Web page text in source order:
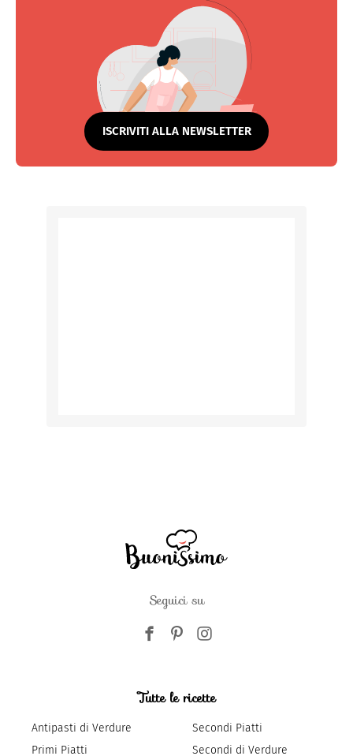
ISCRIVITI ALLA NEWSLETTER
Seguici su
Tutte le ricette
Antipasti di Verdure
Primi Piatti
Secondi Piatti
Secondi di Verdure